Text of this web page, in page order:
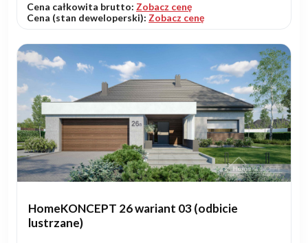
Cena całkowita brutto: Zobacz cenę
Cena (stan deweloperski): Zobacz cenę
HomeKONCEPT 26 wariant 03 (odbicie
lustrzane)